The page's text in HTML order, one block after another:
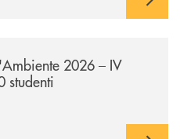
2026 – IV
studenti